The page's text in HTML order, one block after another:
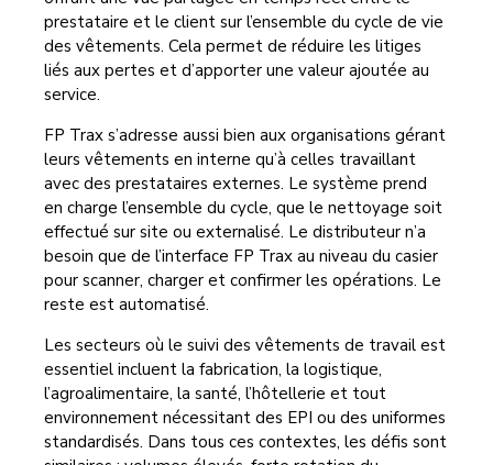
prestataire et le client sur l’ensemble du cycle de vie
des vêtements. Cela permet de réduire les litiges
liés aux pertes et d’apporter une valeur ajoutée au
service.
FP Trax s’adresse aussi bien aux organisations gérant
leurs vêtements en interne qu’à celles travaillant
avec des prestataires externes. Le système prend
en charge l’ensemble du cycle, que le nettoyage soit
effectué sur site ou externalisé. Le distributeur n’a
besoin que de l’interface FP Trax au niveau du casier
pour scanner, charger et confirmer les opérations. Le
reste est automatisé.
Les secteurs où le suivi des vêtements de travail est
essentiel incluent la fabrication, la logistique,
l’agroalimentaire, la santé, l’hôtellerie et tout
environnement nécessitant des EPI ou des uniformes
standardisés. Dans tous ces contextes, les défis sont